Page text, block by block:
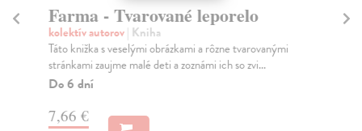
Farma - Tvarované leporelo
kolektív autorov| Kniha
Táto knižka s veselými obrázkami a rôzne tvarovanými
stránkami zaujme malé deti a zoznámi ich so zvi...
Do 6 dní
7,66 €